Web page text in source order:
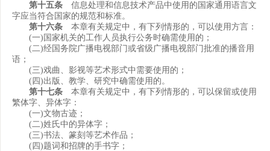
第十五条 信息处理和信息技术产品中使用的国家通用语言文
字应当符合国家的规范和标准。
第十六条 本章有关规定中，有下列情形的，可以使用方言：
(一)国家机关的工作人员执行公务时确需使用的；
(二)经国务院广播电视部门或省级广播电视部门批准的播音用
语；
(三)戏曲、影视等艺术形式中需要使用的；
(四)出版、教学、研究中确需使用的。
第十七条 本章有关规定中，有下列情形的，可以保留或使用
繁体字、异体字：
(一)文物古迹；
(二)姓氏中的异体字；
(三)书法、篆刻等艺术作品；
(四)题词和招牌的手书字；